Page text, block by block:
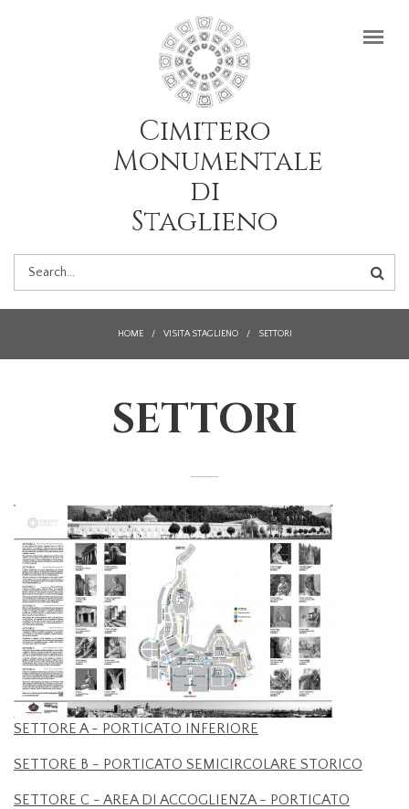
Cimitero
Monumentale
di
Staglieno
FORM
HOME / VISITA STAGLIENO / SETTORI
SETTORI
SETTORE A - PORTICATO INFERIORE
SETTORE B - PORTICATO SEMICIRCOLARE STORICO
SETTORE C - AREA DI ACCOGLIENZA - PORTICATO